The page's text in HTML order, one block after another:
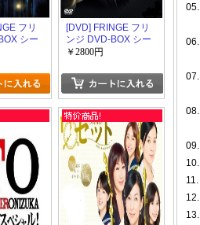
フリ
シー
[DVD] FRINGE フリ
ンジ DVD-BOX シー
ズン2
￥2800円
05.
06.
07.
08.
09.
10.
11.
12.
13.